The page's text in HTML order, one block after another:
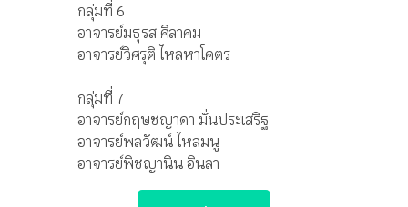
กลุ่มที่ 6
อาจารย์มธุรส ศิลาคม
อาจารย์วิศรุติ ไหลหาโคตร
กลุ่มที่ 7
อาจารย์กฤษชญาดา มั่นประเสริฐ
อาจารย์พลวัฒน์ ไหลมนู
อาจารย์พิชญานิน อินลา